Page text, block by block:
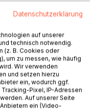
Engpässe in
ganz natürlich, dass
Wasser hielten.
dem Krieg aß man
Datenschutzerklärung
auf unserer
technisch notwendig.
(z. B. Cookies oder
um zu messen, wie häufig
Wir verwenden
und setzen hierzu
ein, wodurch ggf.
Pixel, IP-Adressen
Auf unserer Seite
ein (Video-